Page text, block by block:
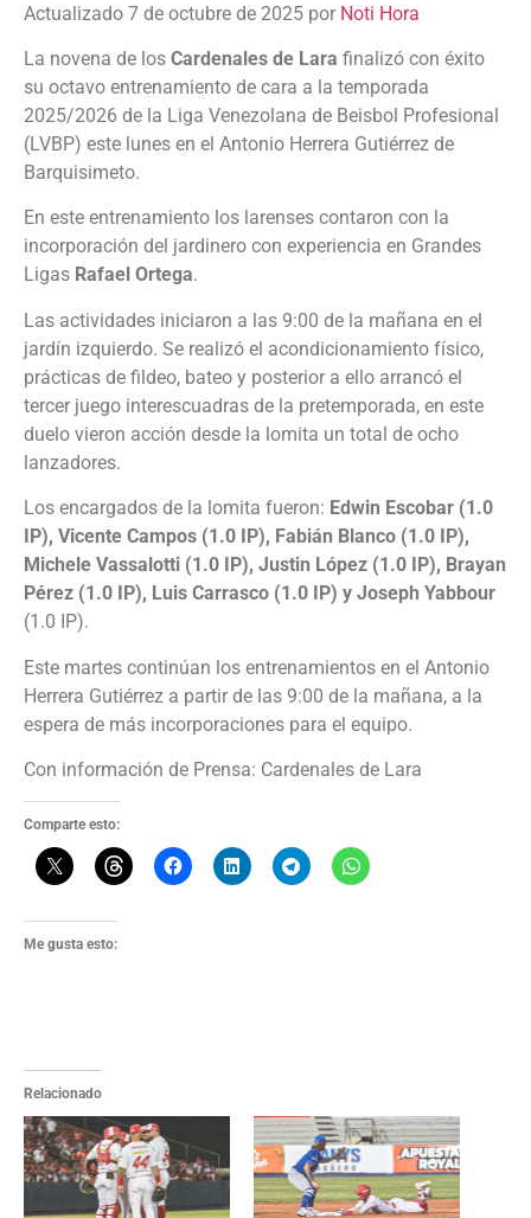
Actualizado 7 de octubre de 2025 por Noti Hora
La novena de los Cardenales de Lara finalizó con éxito
su octavo entrenamiento de cara a la temporada
2025/2026 de la Liga Venezolana de Beisbol Profesional
(LVBP) este lunes en el Antonio Herrera Gutiérrez de
Barquisimeto.
En este entrenamiento los larenses contaron con la
incorporación del jardinero con experiencia en Grandes
Ligas Rafael Ortega.
Las actividades iniciaron a las 9:00 de la mañana en el
jardín izquierdo. Se realizó el acondicionamiento físico,
prácticas de fildeo, bateo y posterior a ello arrancó el
tercer juego interescuadras de la pretemporada, en este
duelo vieron acción desde la lomita un total de ocho
lanzadores.
Los encargados de la lomita fueron: Edwin Escobar (1.0
IP), Vicente Campos (1.0 IP), Fabián Blanco (1.0 IP),
Michele Vassalotti (1.0 IP), Justin López (1.0 IP), Brayan
Pérez (1.0 IP), Luis Carrasco (1.0 IP) y Joseph Yabbour
(1.0 IP).
Este martes continúan los entrenamientos en el Antonio
Herrera Gutiérrez a partir de las 9:00 de la mañana, a la
espera de más incorporaciones para el equipo.
Con información de Prensa: Cardenales de Lara
Comparte esto:
Me gusta esto:
Relacionado